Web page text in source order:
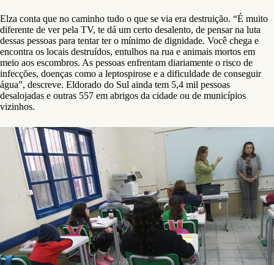
Elza conta que no caminho tudo o que se via era destruição. “É muito
diferente de ver pela TV, te dá um certo desalento, de pensar na luta
dessas pessoas para tentar ter o mínimo de dignidade. Você chega e
encontra os locais destruídos, entulhos na rua e animais mortos em
meio aos escombros. As pessoas enfrentam diariamente o risco de
infecções, doenças como a leptospirose e a dificuldade de conseguir
água”, descreve. Eldorado do Sul ainda tem 5,4 mil pessoas
desalojadas e outras 557 em abrigos da cidade ou de municípios
vizinhos.